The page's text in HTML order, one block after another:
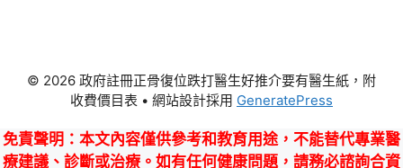
© 2026 政府註冊正骨復位跌打醫生好推介要有醫生紙，附
收費價目表 • 網站設計採用 GeneratePress
免責聲明 ：本文內容僅供參考和教育用途，不能替代專業醫
療建議、診斷或治療。如有任何健康問題，請務必諮詢合資